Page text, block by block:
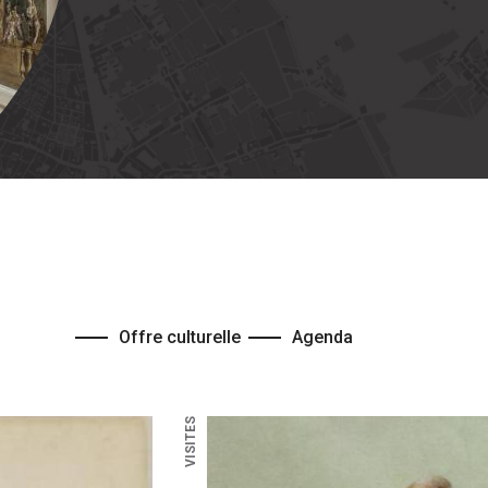
Offre culturelle Agenda
VISITES